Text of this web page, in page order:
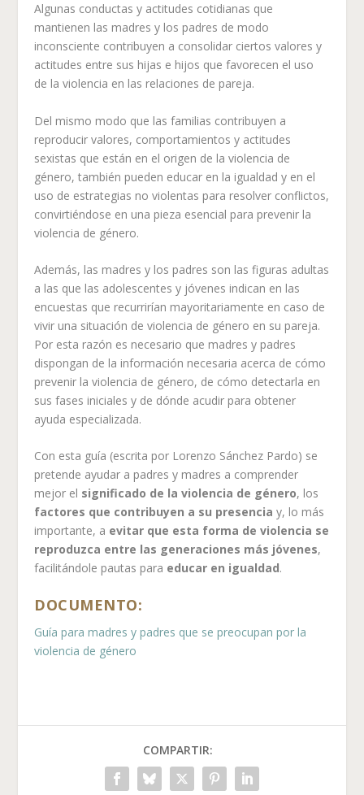
Algunas conductas y actitudes cotidianas que
mantienen las madres y los padres de modo
inconsciente contribuyen a consolidar ciertos valores y
actitudes entre sus hijas e hijos que favorecen el uso
de la violencia en las relaciones de pareja.
Del mismo modo que las familias contribuyen a
reproducir valores, comportamientos y actitudes
sexistas que están en el origen de la violencia de
género, también pueden educar en la igualdad y en el
uso de estrategias no violentas para resolver conflictos,
convirtiéndose en una pieza esencial para prevenir la
violencia de género.
Además, las madres y los padres son las figuras adultas
a las que las adolescentes y jóvenes indican en las
encuestas que recurrirían mayoritariamente en caso de
vivir una situación de violencia de género en su pareja.
Por esta razón es necesario que madres y padres
dispongan de la información necesaria acerca de cómo
prevenir la violencia de género, de cómo detectarla en
sus fases iniciales y de dónde acudir para obtener
ayuda especializada.
Con esta guía (escrita por Lorenzo Sánchez Pardo) se
pretende ayudar a padres y madres a comprender
mejor el significado de la violencia de género, los
factores que contribuyen a su presencia y, lo más
importante, a evitar que esta forma de violencia se
reproduzca entre las generaciones más jóvenes,
facilitándole pautas para educar en igualdad.
DOCUMENTO:
Guía para madres y padres que se preocupan por la
violencia de género
COMPARTIR: